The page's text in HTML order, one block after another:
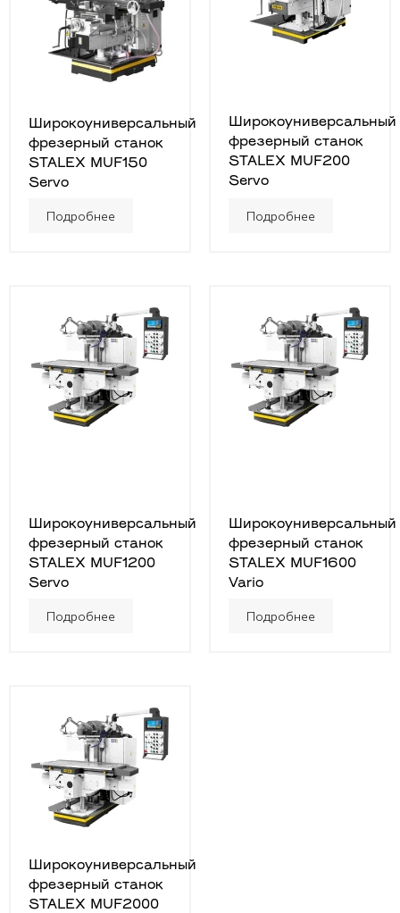
Широкоуниверсальный
фрезерный станок
STALEX MUF150
Servo
Подробнее
Широкоуниверсальный
фрезерный станок
STALEX MUF200
Servo
Подробнее
Широкоуниверсальный
фрезерный станок
STALEX MUF1200
Servo
Подробнее
Широкоуниверсальный
фрезерный станок
STALEX MUF1600
Vario
Подробнее
Широкоуниверсальный
фрезерный станок
STALEX MUF2000